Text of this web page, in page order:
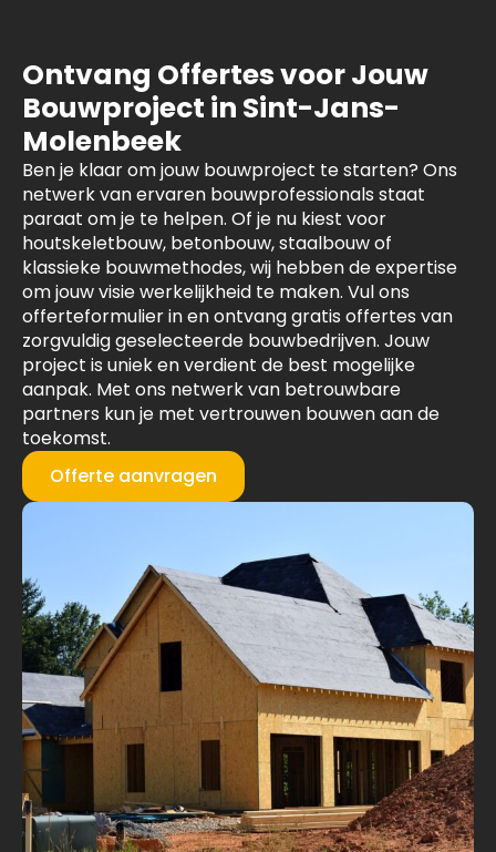
Ontvang Offertes voor Jouw
Bouwproject in Sint-Jans-
Molenbeek
Ben je klaar om jouw bouwproject te starten? Ons
netwerk van ervaren bouwprofessionals staat
paraat om je te helpen. Of je nu kiest voor
houtskeletbouw, betonbouw, staalbouw of
klassieke bouwmethodes, wij hebben de expertise
om jouw visie werkelijkheid te maken. Vul ons
offerteformulier in en ontvang gratis offertes van
zorgvuldig geselecteerde bouwbedrijven. Jouw
project is uniek en verdient de best mogelijke
aanpak. Met ons netwerk van betrouwbare
partners kun je met vertrouwen bouwen aan de
toekomst.
Offerte aanvragen